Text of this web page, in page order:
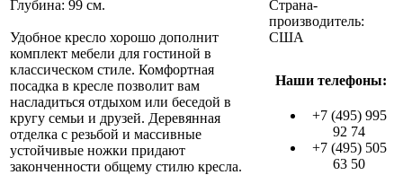
Глубина: 99 см.
Удобное кресло хорошо дополнит
комплект мебели для гостиной в
классическом стиле. Комфортная
посадка в кресле позволит вам
насладиться отдыхом или беседой в
кругу семьи и друзей. Деревянная
отделка с резьбой и массивные
устойчивые ножки придают
законченности общему стилю кресла.
Страна-
производитель:
США
Наши телефоны:
+7 (495) 995
92 74
+7 (495) 505
63 50